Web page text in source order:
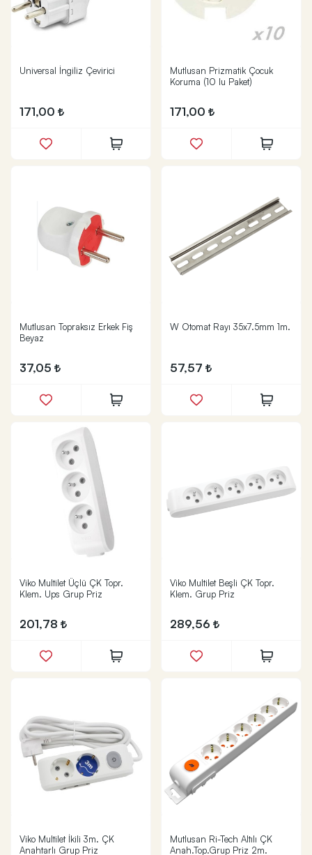
Universal İngiliz Çevirici
171,00
Mutlusan Prizmatik Çocuk
Koruma (10 lu Paket)
171,00
Mutlusan Topraksız Erkek Fiş
Beyaz
37,05
W Otomat Rayı 35x7.5mm 1m.
57,57
Viko Multilet Üçlü ÇK Topr.
Klem. Ups Grup Priz
201,78
Viko Multilet Beşli ÇK Topr.
Klem. Grup Priz
289,56
Viko Multilet İkili 3m. ÇK
Anahtarlı Grup Priz
Mutlusan Ri-Tech Altılı ÇK
Anah.Top.Grup Priz 2m.